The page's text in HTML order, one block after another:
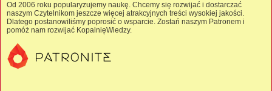
Od 2006 roku popularyzujemy naukę. Chcemy się rozwijać i dostarczać
naszym Czytelnikom jeszcze więcej atrakcyjnych treści wysokiej jakości.
Dlatego postanowiliśmy poprosić o wsparcie. Zostań naszym Patronem i
pomóż nam rozwijać KopalnięWiedzy.